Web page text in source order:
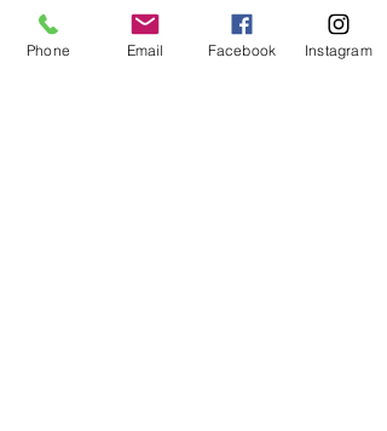
火煮至芋圓浮起。再煮２-３分
鐘即可食用。煮好的芋圓可加
Phone Email Facebook Instagram